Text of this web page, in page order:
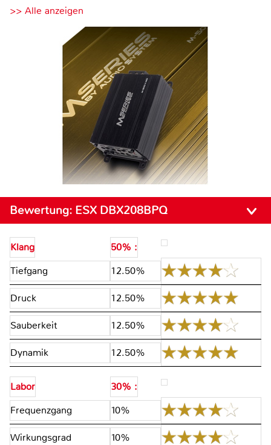
>> Alle anzeigen
Bewertung: ESX DBX208BPQ
Klang
50% :
Tiefgang
12.50%
Druck 12.50%
Sauberkeit 12.50%
Dynamik 12.50%
Labor
30% :
Frequenzgang
10%
Wirkungsgrad 10%